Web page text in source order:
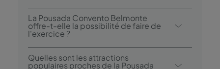
La Pousada Convento Belmonte propose
les activités / services suivants (des frais
peuvent s'appliquer):
- Piscine extérieure
- Randonnée
La Pousada Convento Belmonte
offre-t-elle la possibilité de faire de
l'exercice ?
Oui, les hôtes ont accès à une piscine.
Quelles sont les attractions
populaires proches de la Pousada